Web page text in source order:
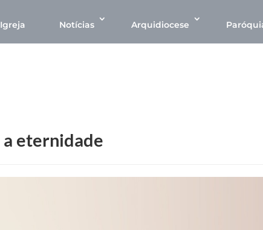
Igreja Notícias Arquidiocese
a eternidade